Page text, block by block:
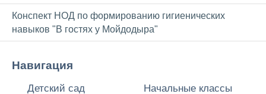
Конспект НОД по формированию гигиенических
навыков "В гостях у Мойдодыра"
Навигация
Детский сад Начальные классы